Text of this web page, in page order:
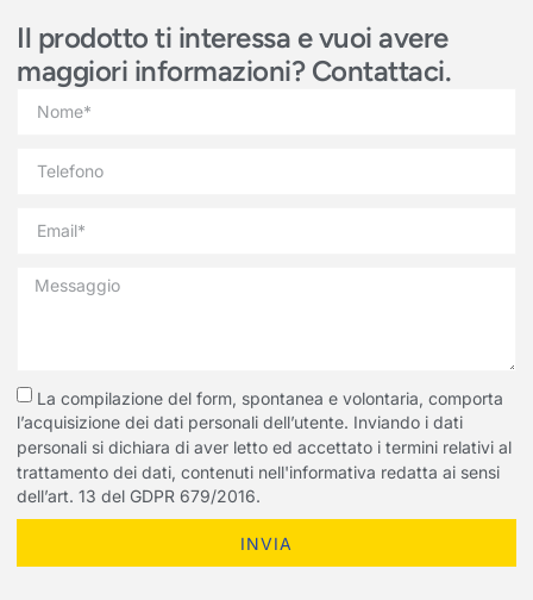
Il prodotto ti interessa e vuoi avere
maggiori informazioni? Contattaci.
La compilazione del form, spontanea e volontaria, comporta
l’acquisizione dei dati personali dell’utente. Inviando i dati
personali si dichiara di aver letto ed accettato i termini relativi al
trattamento dei dati, contenuti nell'informativa redatta ai sensi
dell’art. 13 del GDPR 679/2016.
INVIA